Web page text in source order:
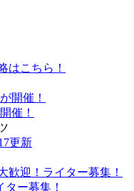
はこちら！
開催！
催！
更新
歓迎！ライター募集！
ー募集！